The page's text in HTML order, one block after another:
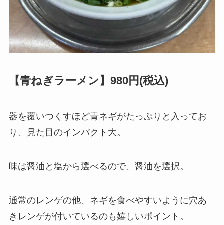
【青ねぎラーメン】980円(税込)
器を覆いつくすほど青ネギがたっぷりと入ってお
り、見た目のインパクト大。
味は醤油と塩から選べるので、醤油を選択。
通常のレンゲの他、ネギを食べやすいように穴あ
きレンゲが付いているのも嬉しいポイント。